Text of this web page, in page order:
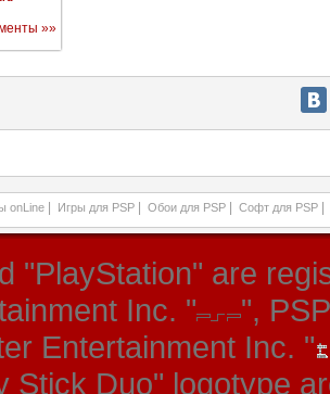
»»
onLine Игры для PSP Обои для PSP Софт для PSP
"PlayStation" are
Inc. "
",
Entertainment Inc. "
Stick Duo" logotype